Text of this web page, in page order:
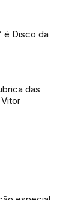
é Disco da
das